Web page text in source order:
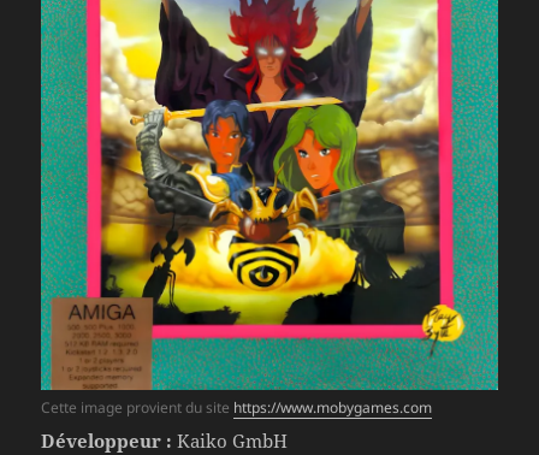
Cette image provient du site https://www.mobygames.com
Développeur : Kaiko GmbH